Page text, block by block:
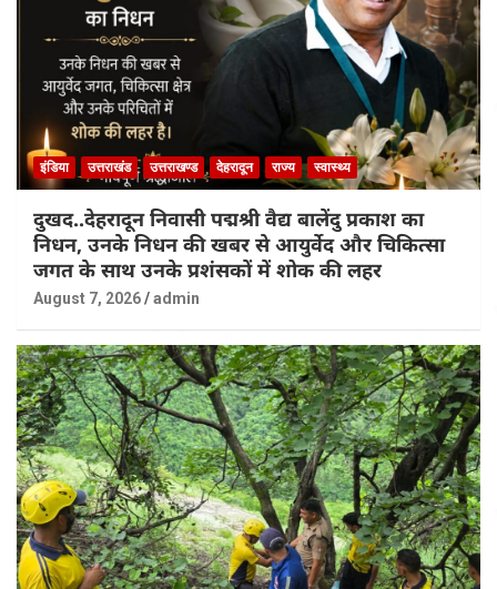
इंडिया उत्तराखंड उत्तराखण्ड देहरादून राज्य स्वास्थ्य
दुखद..देहरादून निवासी पद्मश्री वैद्य बालेंदु प्रकाश का
निधन, उनके निधन की खबर से आयुर्वेद और चिकित्सा
जगत के साथ उनके प्रशंसकों में शोक की लहर
August 7, 2026 admin